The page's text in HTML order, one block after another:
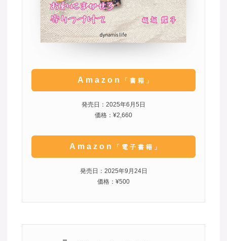
Amazon 「書籍」
発売日：2025年6月5日
価格：¥2,660
Amazon 「電子書籍」
発売日：2025年9月24日
価格：¥500